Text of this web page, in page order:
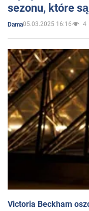
sezonu, które
Dama05.03.2025 16:16 4
Victoria Beckham